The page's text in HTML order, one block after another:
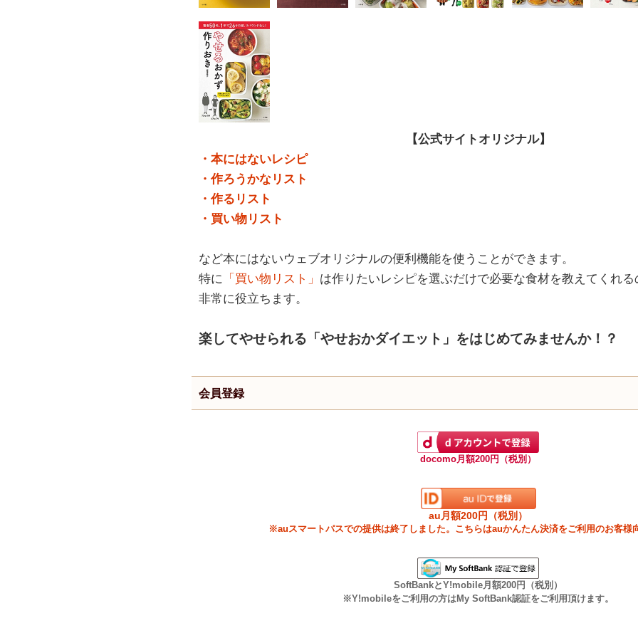
【公式サイトオリジナル】
・本にはないレシピ
・作ろうかなリスト
・作るリスト
・買い物リスト
など本にはないウェブオリジナルの便利機能を使うことができます。
特に 「買い物リスト」 は作りたいレシピを選ぶだけで必要な食材を教えてくれ
非常に役立ちます。
楽してやせられる「やせおかダイエット」をはじめてみませんか！？
会員登録
docomo月額200円（税別）
au月額200円（税別）
※auスマートパスでの提供は終了しました。こちらはauかんたん決済をご利用のお客様
SoftBankとY!mobile月額200円（税別）
※Y!mobileをご利用の方はMy SoftBank認証をご利用頂けます。